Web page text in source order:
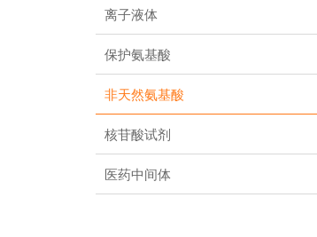
离子液体
保护氨基酸
非天然氨基酸
核苷酸试剂
医药中间体